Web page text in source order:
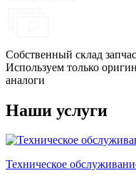
Собственный склад
Используем только
аналоги
Наши услуги
Техническое